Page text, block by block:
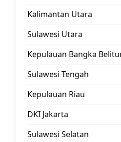
Kalimantan Utara
Sulawesi Utara
Kepulauan Bangka
Sulawesi Tengah
Kepulauan Riau
DKI Jakarta
Sulawesi Selatan